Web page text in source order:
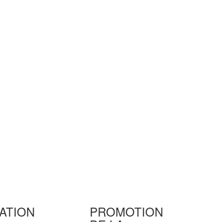
PROMOTION